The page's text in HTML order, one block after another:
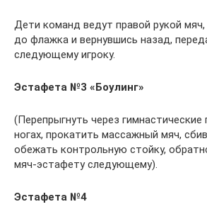
Дети команд ведут правой рукой
до флажка и вернувшись назад,
следующему игроку.
Эстафета №3 «Боулинг»
(Перепрыгнуть через гимнастические
ногах, прокатить массажный мяч,
обежать контрольную стойку,
мяч-эстафету следующему).
Эстафета №4